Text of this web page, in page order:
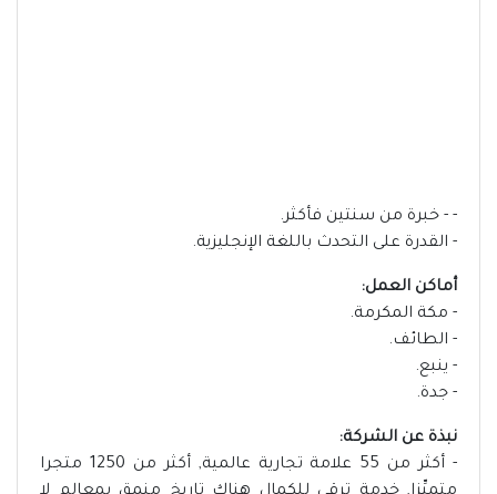
- - خبرة من سنتين فأكثر.
- القدرة على التحدث باللغة الإنجليزية.
أماكن العمل:
- مكة المكرمة.
- الطائف.
- ينبع.
- جدة.
نبذة عن الشركة:
- أكثر من 55 علامة تجارية عالمية, أكثر من 1250 متجرا